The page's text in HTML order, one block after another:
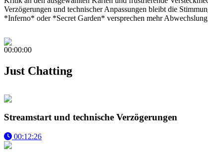
Verzögerungen und technischer Anpassungen bleibt die
*Inferno* oder *Secret Garden* versprechen mehr
00:00:00
Just Chatting
Streamstart und technische Verzögerungen
00:12:26